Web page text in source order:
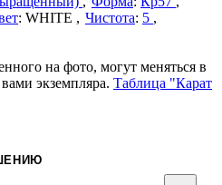
: WHITE Чистота: 5
на фото, могут меняться в
экземпляра. Таблица "Карат